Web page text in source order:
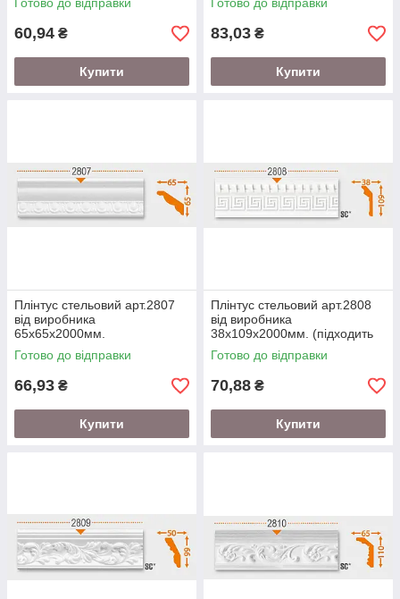
60,94 ₴
Купити
83,03 ₴
Купити
Плінтус стельовий арт.2807
від виробника
65х65х2000мм.
Готово до відправки
66,93 ₴
Купити
Плінтус стельовий арт.2808
від виробника
38х109х2000мм. (підходить
під натяжну стелю)
Готово до відправки
70,88 ₴
Купити